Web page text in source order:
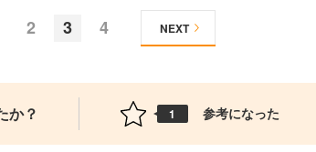
2 3 4 NEXT
か？ 1 参考になった